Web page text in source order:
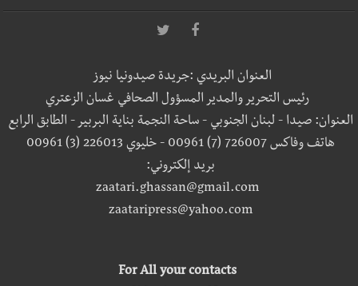
العنوان البريدي :جريدة صيدونيا نيوز
رئيس التحرير والمدير المسؤول الصحافي غسان الزعتري
العنوان: صيدا - لبنان الجنوبي - ساحة النجمة بناية البربير - الطابق الرابع
هاتف وفاكس 726007 (7) 00961 - خليوي 226013 (3) 00961
بريد إلكتروني:
zaatari.ghassan@gmail.com
zaataripress@yahoo.com
For All your contacts